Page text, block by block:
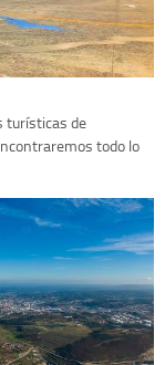
turísticas de
todo lo